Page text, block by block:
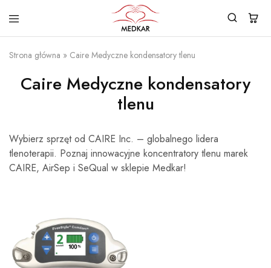
MEDKAR
Koncentratory
–
do
tlenoterapii
Kondensatory
Medkar
Service
Strona główna » Caire Medyczne kondensatory tlenu
Caire Medyczne kondensatory
tlenu
Wybierz sprzęt od CAIRE Inc. – globalnego lidera
tlenoterapii. Poznaj innowacyjne koncentratory tlenu marek
CAIRE, AirSep i SeQual w sklepie Medkar!